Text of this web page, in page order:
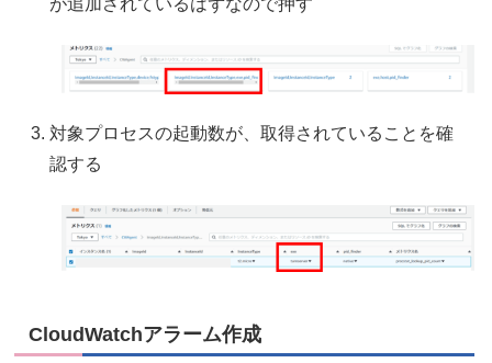
が追加されているはずなので押す
対象プロセスの起動数が、取得されていることを確
認する
CloudWatchアラーム作成